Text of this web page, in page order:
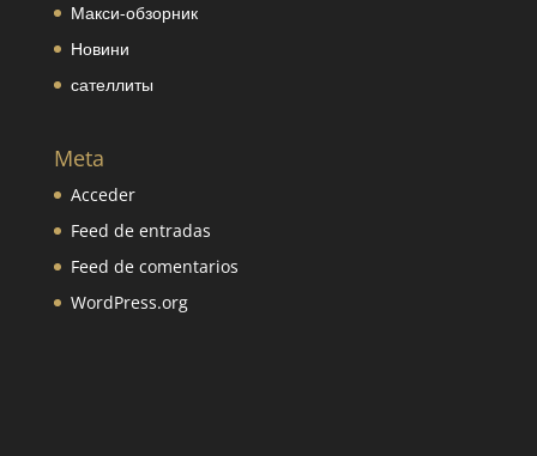
Макси-обзорник
Новини
сателлиты
Meta
Acceder
Feed de entradas
Feed de comentarios
WordPress.org